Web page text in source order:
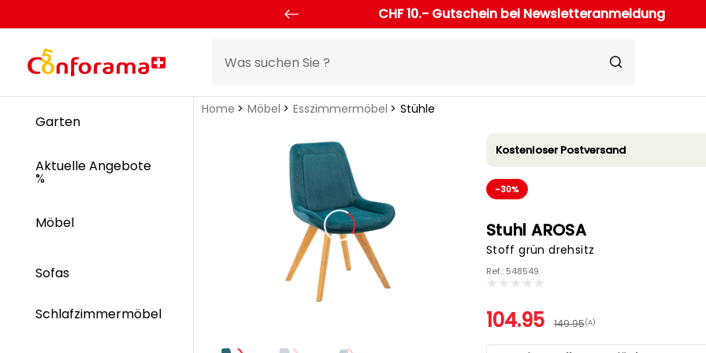
CHF 10.- Gutschein bei Newsletteranmeldung
Garten
Aktuelle Angebote
%
Möbel
Sofas
Schlafzimmermöbel
Home Möbel Esszimmermöbel Stühle
Kostenloser Postversand
-30%
Stuhl AROSA
Stoff grün drehsitz
Ref.: 548549
104.95 149.95(A)